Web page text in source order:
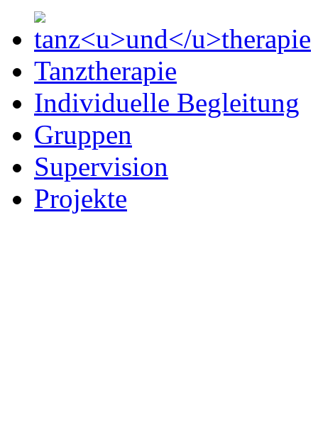
Tanztherapie
Individuelle Begleitung
Gruppen
Supervision
Projekte